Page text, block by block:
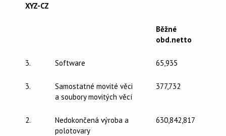
XYZ-CZ
Běžné
obd.netto
3. Software 65,935
3.
Samostatné movité věci
a soubory movitých věcí
377,732
2.
Nedokončená výroba a
polotovary
630,842,817